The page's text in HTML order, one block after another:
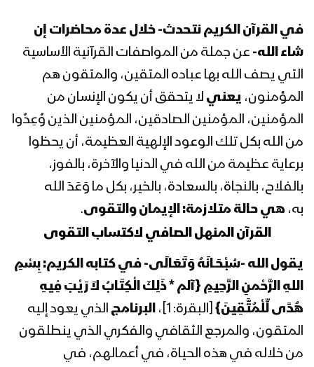
للسيد عبدالملك بدرالدين الحوثي 28
رمضان 1443هـ
المحاضرة الرمضانية السادسة والعشرون
للسيد عبدالملك بدرالدين الحوثي 26
رمضان 1443هـ
المحاضرة الرمضانية الخامسة والعشرون
للسيد عبدالملك بدرالدين الحوثي 25
رمضان 1443هـ
المحاضرة الرمضانية الرابعة والعشرون
للسيد عبدالملك بدرالدين الحوثي 24
المحاضرة الرمضانية الثالثة والعشرون للسيد
عبدالملك بدرالدين الحوثي 23 رمضان
المحاضرة الرمضانية الثانية والعشرون للسيد
في القرآن الكريم نتحدث- خلال عدة محاضرات إن
شاء الله- عن جملة من المواصفات القرآنية الأساسية
التي يصف الله بها عباده المتقين، والمتقون هم
المؤمنون، يعني لا يتحقق أن يكون الإنسان من
المؤمنين، المؤمنين الصادقين، المؤمنين الذين وُعِدُوا
من الله بكل تلك الوعود الإلهية العظيمة، أن يحظوا
برعاية عظيمة من الله في الدنيا والآخرة، بالفوز،
بالفلاح، بالنجاة، بالسعادة، بالخير، بكل ما وَعَدَ الله
به، هي حالة متلازمة: الإيمان والتقوى.
القرآن المنهل الصافي لاكتساب التقوى
يقول الله -سُبْحَـانَهُ وَتَعَالَى- في كتابه الكريم: بِسْمِ
اللهِ الرَّحْمنِ الرَّحِيمِ {آلم * ذَلِكَ الْكِتَابُ لاَ رَيْبَ فِيهِ
هُدًى لِّلْمُتَّقِينَ} [البقرة: 1]، البرنامج الذي يعود إليه
المتقون، والمرجع الثقافي والفكري الذي ينطلقون
من خلاله في هذه الحياة، في أعمالهم، في